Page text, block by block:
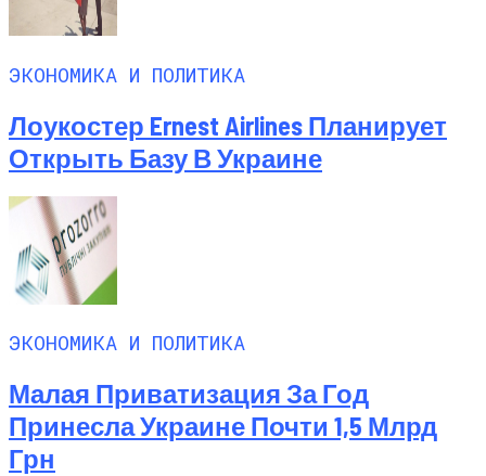
ЭКОНОМИКА И ПОЛИТИКА
Лоукостер Ernest Airlines Планирует
Открыть Базу В Украине
ЭКОНОМИКА И ПОЛИТИКА
Малая Приватизация За Год
Принесла Украине Почти 1,5 Млрд
Грн